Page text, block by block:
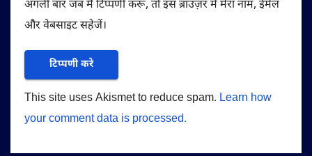
अगली बार जब मैं टिप्पणी करूँ, तो इस ब्राउज़र में मेरा नाम, ईमेल
और वेबसाइट सहेजें।
This site uses Akismet to reduce spam. Learn how
your comment data is processed.